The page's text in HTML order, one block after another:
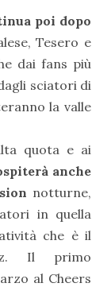
poi dopo
Tesero e
dai fans più
sciatori di
la valle
quota e ai
anche
notturne,
in quella
che è il
Il primo
al Cheers